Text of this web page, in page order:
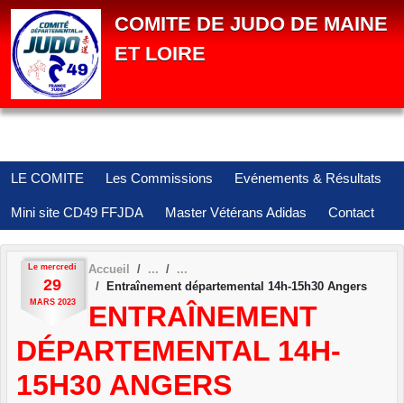
COMITE DE JUDO DE MAINE
ET LOIRE
LE COMITE Les Commissions Evénements & Résultats
Mini site CD49 FFJDA Master Vétérans Adidas Contact
Le mercredi
29
MARS 2023
Accueil
Entraînement départemental 14h-15h30 Angers
ENTRAÎNEMENT
DÉPARTEMENTAL 14H-
15H30 ANGERS
Panneau de gestion des cookies